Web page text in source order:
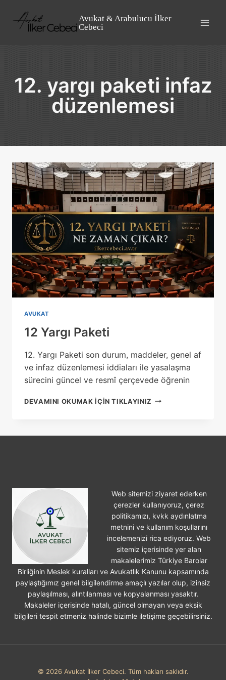
content
Avukat & Arabulucu İlker
Cebeci
12. yargı paketi infaz
düzenlemesi
AVUKAT
12 Yargı Paketi
12. Yargı Paketi son durum, maddeler, genel af
ve infaz düzenlemesi iddiaları ile yasalaşma
sürecini güncel ve resmî çerçevede öğrenin
DEVAMINI OKUMAK IÇIN TIKLAYINIZ
Web sitemizi ziyaret ederken
çerezler kullanıyoruz, çerez
politikamızı, kvkk aydınlatma
metnini ve kullanım koşullarını
incelemenizi rica ediyoruz. Web
sitemiz içerisinde yer alan
makalelerimiz Türkiye Barolar
Birliğinin Meslek kuralları ve Avukatlık Kanunu kapsamında
paylaştığımız genel bilgilendirme amaçlı yazılar olup, izinsiz
paylaşılması, alıntılanması ve kopyalanması yasaktır.
Makaleler içerisinde hatalı, güncel olmayan veya eksik
bilgileri tespit etmeniz halinde bizimle iletişime geçebilirsiniz.
© 2026 Avukat İlker Cebeci. Tüm hakları saklıdır.